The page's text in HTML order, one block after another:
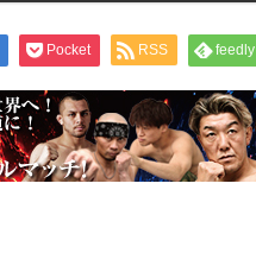
Pocket RSS feedly